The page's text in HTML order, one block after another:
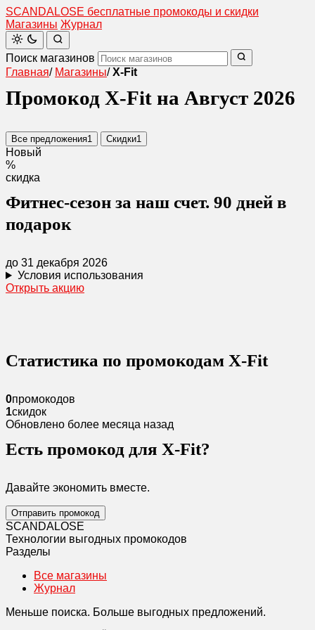
SCANDALOSE бесплатные промокоды и скидки
Магазины Журнал
Поиск магазинов
Главная/ Магазины/ X-Fit
Промокод X-Fit на Август 2026
Все предложения1 Скидки1
Новый
%
скидка
Фитнес-сезон за наш счет. 90 дней в
подарок
до 31 декабря 2026
Условия использования
Открыть акцию
Статистика по промокодам X-Fit
0промокодов
1скидок
Обновлено более месяца назад
Есть промокод для X-Fit?
Давайте экономить вместе.
Отправить промокод
SCANDALOSE
Технологии выгодных промокодов
Разделы
Все магазины
Журнал
Меньше поиска. Больше выгодных предложений.